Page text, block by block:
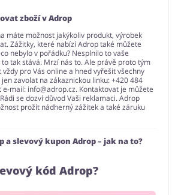
zboží v Adrop
máte možnost jakýkoliv produkt, výrobek
Zážitky, které nabízí Adrop také můžete
nebylo v pořádku? Nesplnilo to vaše
to tak stává. Mrzí nás to. Ale právě proto tým
pro Vás online a hned vyřešit všechny
zavolat na zákaznickou linku: +420 484
e-mail: info@adrop.cz. Kontaktovat je můžete
se dozví důvod Vaši reklamaci. Adrop
prožít nádherný zážitek a také záruku
a slevový kupon Adrop – jak na to?
kód Adrop?